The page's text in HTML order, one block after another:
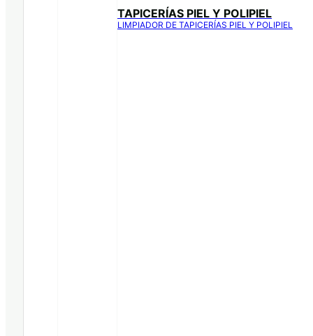
TAPICERÍAS PIEL Y POLIPIEL
LIMPIADOR DE TAPICERÍAS PIEL Y POLIPIEL